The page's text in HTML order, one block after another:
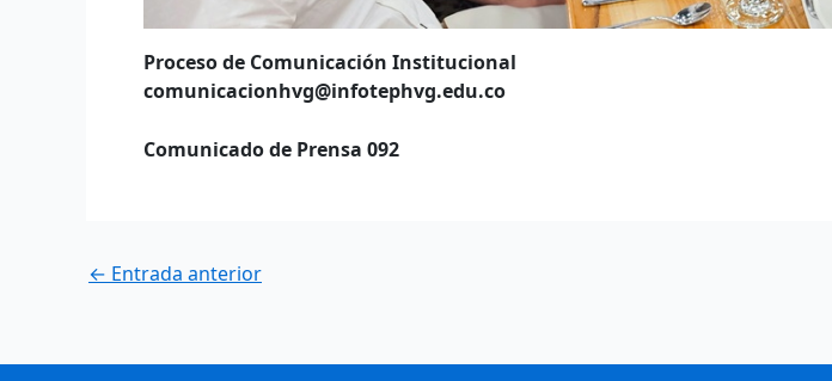
Proceso de Comunicación Institucional
comunicacionhvg@infotephvg.edu.co
Comunicado de Prensa 092
← Entrada anterior